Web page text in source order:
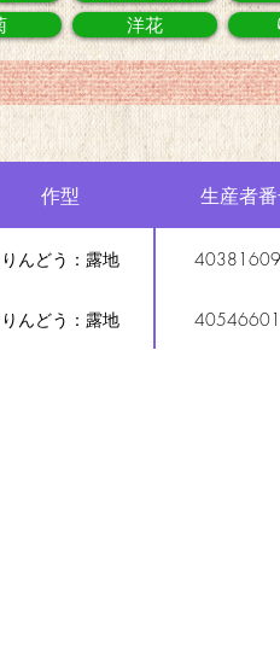
洋花
作型 生産者
りんどう：露地
りんどう：露地